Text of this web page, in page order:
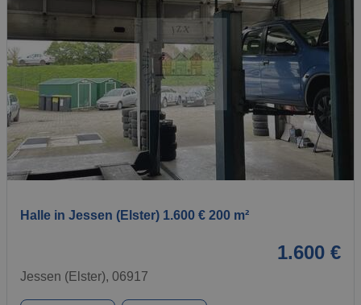
Halle in Jessen (Elster) 1.600 € 200 m²
1.600 €
Jessen (Elster), 06917